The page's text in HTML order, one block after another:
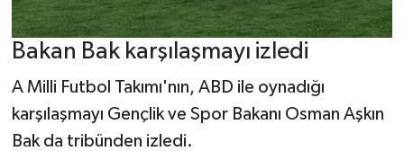
Bakan Bak karşılaşmayı izledi
A Milli Futbol Takımı'nın, ABD ile oynadığı
karşılaşmayı Gençlik ve Spor Bakanı Osman Aşkın
Bak da tribünden izledi.